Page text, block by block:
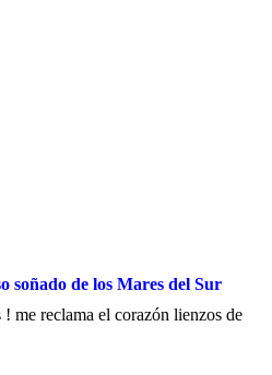
soñado de los Mares del Sur
! me reclama el corazón lienzos de